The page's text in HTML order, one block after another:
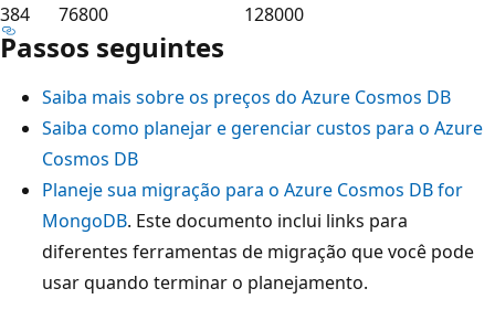
384
76800 128000
Passos seguintes
Saiba mais sobre os preços do Azure Cosmos DB
Saiba como planejar e gerenciar custos para o Azure
Cosmos DB
Planeje sua migração para o Azure Cosmos DB for
MongoDB. Este documento inclui links para
diferentes ferramentas de migração que você pode
usar quando terminar o planejamento.